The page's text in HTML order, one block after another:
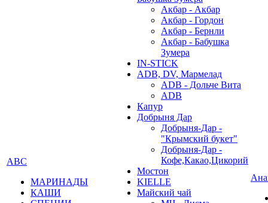
АВС
МАРИНАДЫ
КАШИ
Акбар - Акбар
Акбар - Гордон
Акбар - Бернли
Акбар - Бабушка
Зумера
IN-STICK
ADB, DV, Мармелад
ADB - Дольче Вита
ADB
Капур
Добрыня Дар
Добрыня-Дар -
"Крымский букет"
Добрыня-Дар -
Кофе,Какао,Цикорий
Мостон
KIELLE
Майский чай